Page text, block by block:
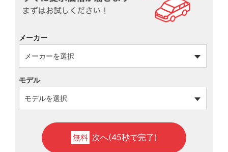
メーカー
モデル
無料 次へ(45秒で完了)